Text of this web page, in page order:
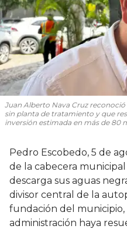
Juan Alberto Nava Cruz
sin planta de tratamiento y que
inversión estimada en más de 80
Pedro Escobedo, 5 de
de la cabecera
descarga sus aguas
divisor central de la
fundación del
administración haya